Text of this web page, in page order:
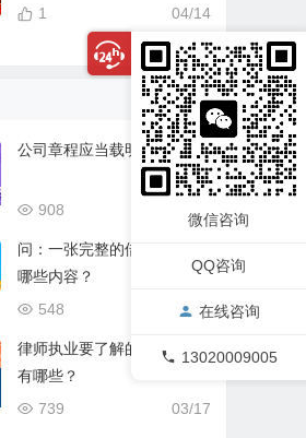
04/14
1
公司章程应当载明的事项
03/17
908
问：一张完整的借条应该有
哪些内容？
03/17
548
律师执业要了解的基本规范
有哪些？
03/17
739
微信咨询
QQ咨询
在线咨询
13020009005